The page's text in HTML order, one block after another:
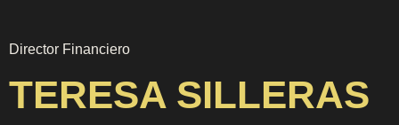
Director Financiero
TERESA SILLERAS